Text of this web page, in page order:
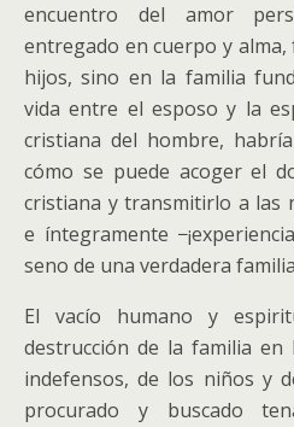
encuentro del amor
entregado en cuerpo y
hijos, sino en la familia
vida entre el esposo y la
cristiana del hombre,
cómo se puede acoger el
cristiana y transmitirlo a las
e íntegramente
seno de una verdadera
El vacío humano y
destrucción de la familia en
indefensos, de los niños y
procurado y buscado